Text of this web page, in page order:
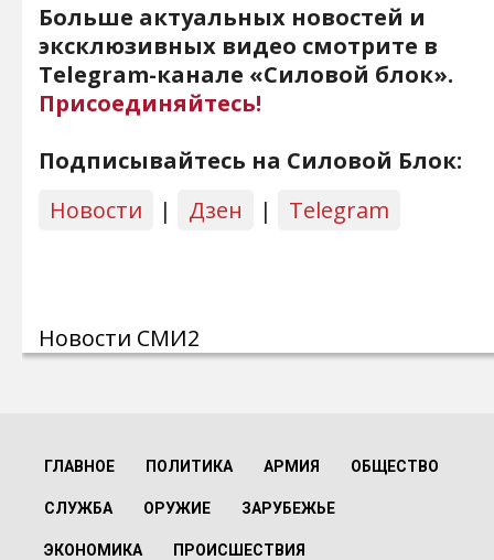
Больше актуальных новостей и
эксклюзивных видео смотрите в
Telegram-канале «Силовой блок».
Присоединяйтесь!
Подписывайтесь на Силовой Блок:
Новости
| Дзен | Telegram
Новости СМИ2
ГЛАВНОЕ ПОЛИТИКА АРМИЯ ОБЩЕСТВО
СЛУЖБА ОРУЖИЕ ЗАРУБЕЖЬЕ
ЭКОНОМИКА ПРОИСШЕСТВИЯ